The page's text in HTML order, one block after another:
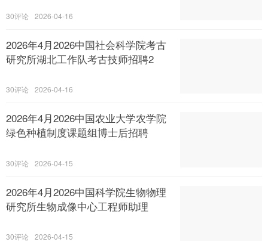
30 2026-04-16
2026年4月2026中国社会科学院考古
研究所湖北工作队考古技师招聘2
30 2026-04-16
2026年4月2026中国农业大学农学院
绿色种植制度课题组博士后招聘
30 2026-04-15
2026年4月2026中国科学院生物物理
研究所生物成像中心工程师助理
30 2026-04-15